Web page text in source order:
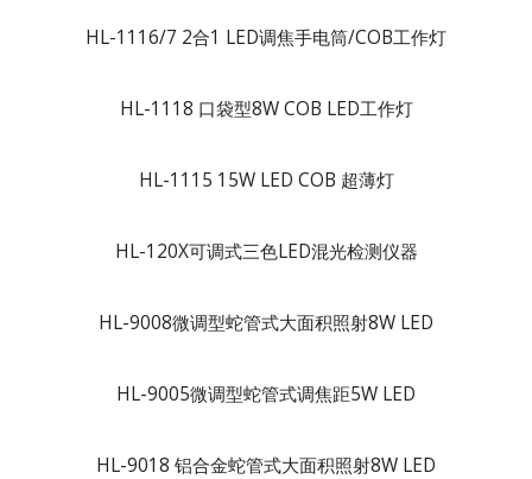
HL-1116/7 2合1 LED调焦手电筒/COB工作灯
HL-1118 口袋型8W COB LED工作灯
HL-1115 15W LED COB 超薄灯
HL-120X可调式三色LED混光检测仪器
HL-9008微调型蛇管式大面积照射8W LED
HL-9005微调型蛇管式调焦距5W LED
HL-9018 铝合金蛇管式大面积照射8W LED